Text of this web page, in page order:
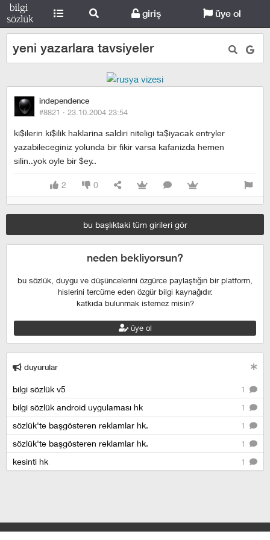
giriş üye ol
yeni yazarlara tavsiyeler
independence
#8821 · 23.10.2004 23:54
ki$ilerin ki$ilik haklarina saldiri niteligi ta$iyacak entryler
yazabileceginiz yolunda bir fikir varsa kafanizda hemen
silin..yok oyle bir $ey..
2 0
bu başlıktaki tüm girileri gör
neden bekliyorsun?
bu sözlük, duygu ve düşüncelerini özgürce paylaştığın bir platform,
hislerini tercüme eden özgür bilgi kaynağıdır.
katkıda bulunmak istemez misin?
üye ol
duyurular
1
bilgi sözlük v5
1
bilgi sözlük android uygulaması hk
1
sözlük'te başgösteren reklamlar hk.
1
sözlük'te başgösteren reklamlar hk.
1
kesinti hk